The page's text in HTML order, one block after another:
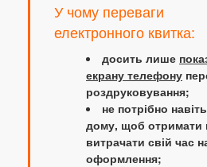
У чому переваги
електронного квитка:
досить лише
екрану телефону
роздруковування;
не потрібно
дому, щоб отримати
витрачати свій час
оформлення;